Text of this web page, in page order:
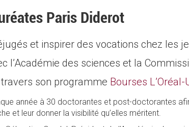
Paris Diderot
et inspirer des vocations chez les
l’Académie des sciences et la
son programme Bourses
année à 30 doctorantes et post-doctorantes
et leur donner la visibilité qu’elles méritent.